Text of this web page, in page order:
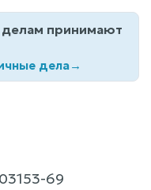
принимают
дела→
69